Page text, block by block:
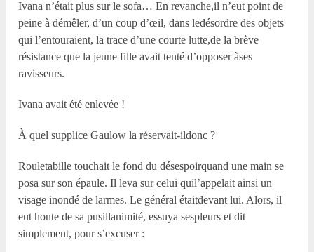
Ivana n’était plus sur le sofa… En revanche,il n’eut point de
peine à démêler, d’un coup d’œil, dans ledésordre des objets
qui l’entouraient, la trace d’une courte lutte,de la brève
résistance que la jeune fille avait tenté d’opposer àses
ravisseurs.
Ivana avait été enlevée !
À quel supplice Gaulow la réservait-ildonc ?
Rouletabille touchait le fond du désespoirquand une main se
posa sur son épaule. Il leva sur celui quil’appelait ainsi un
visage inondé de larmes. Le général étaitdevant lui. Alors, il
eut honte de sa pusillanimité, essuya sespleurs et dit
simplement, pour s’excuser :